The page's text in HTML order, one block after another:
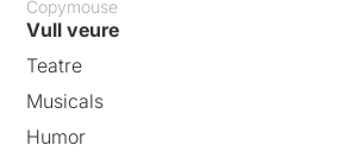
Copymouse
Vull veure
Teatre
Musicals
Humor